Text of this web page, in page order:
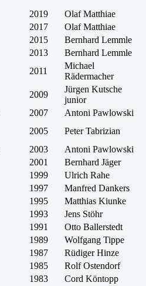
2019
Olaf Matthiae
2017
Olaf Matthiae
2015
Bernhard Lemmle
2013
Bernhard Lemmle
2011
Michael
Rädermacher
2009
Jürgen Kutsche
junior
2007
Antoni Pawlowski
2005
Peter Tabrizian
2003
Antoni Pawlowski
2001
Bernhard Jäger
1999
Ulrich Rahe
1997
Manfred Dankers
1995
Matthias Kiunke
1993
Jens Stöhr
1991
Otto Ballerstedt
1989
Wolfgang Tippe
1987
Rüdiger Hinze
1985
Rolf Ostendorf
1983
Cord Köntopp